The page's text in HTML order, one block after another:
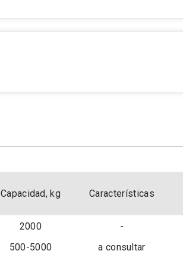
Capacidad, kg Características
2000 -
500-5000 a consultar